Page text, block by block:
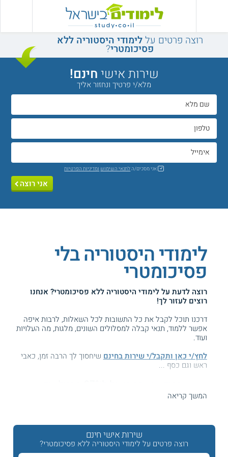
רוצה פרטים עללימודי היסטוריה ללא
פסיכומטרי?
שירות אישיחינם!
מלא/י פרטיך ונחזור אליך
אני מסכים/הלתנאי השימוש ומדיניות הפרטיות
אני רוצה
לימודי היסטוריה בלי
פסיכומטרי
רוצה לדעת עללימודי היסטוריה ללא פסיכומטרי? אנחנו
רוצים לעזור לך!
דרכנו תוכל לקבל את כל התשובות לכל השאלות, לרבות איפה
אפשר ללמוד, תנאי קבלה למסלולים השונים, מלגות, מה העלויות
ועוד.
לחץ/י כאן ותקבל/י שירות בחינם שיחסוך לך הרבה זמן, כאבי
ראש וגם כסף ...
עזרנו גם לך? דרג אותנו:
לימודי היסטוריה ללא פסיכומטרי
המשך קריאה
שירות אישי חינם
רוצה פרטים על לימודי היסטוריה ללא פסיכומטרי?